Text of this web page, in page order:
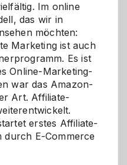
Im online
das wir in
möchten:
Marketing ist auch
Es ist
Online-Marketing-
war das Amazon-
Art. Affiliate-
erstes Affiliate-
durch E-Commerce